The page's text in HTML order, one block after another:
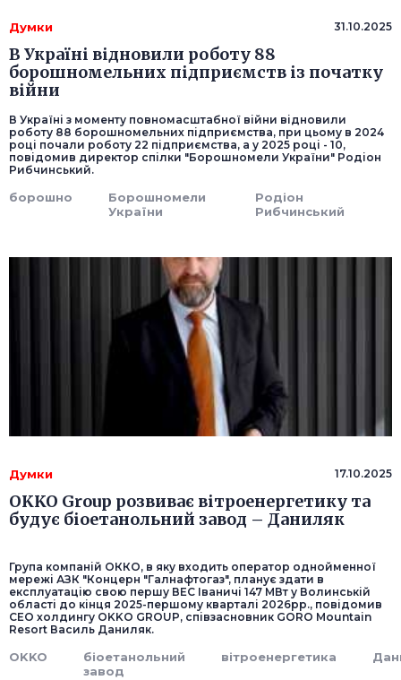
Думки 31.10.2025
В Україні відновили роботу 88
борошномельних підприємств із початку
війни
В Україні з моменту повномасштабної війни відновили
роботу 88 борошномельних підприємства, при цьому в 2024
році почали роботу 22 підприємства, а у 2025 році - 10,
повідомив директор спілки "Борошномели України" Родіон
Рибчинський.
борошно
Борошномели
України
Родіон
Рибчинський
Думки 17.10.2025
OKKO Group розвиває вітроенергетику та
будує біоетанольний завод – Даниляк
Група компаній ОККО, в яку входить оператор однойменної
мережі АЗК "Концерн "Галнафтогаз", планує здати в
експлуатацію свою першу ВЕС Іваничі 147 МВт у Волинській
області до кінця 2025-першому кварталі 2026рр., повідомив
СЕО холдингу OKKO GROUP, співзасновник GORO Mountain
Resort Василь Даниляк.
OKKO
біоетанольний
завод
вітроенергетика